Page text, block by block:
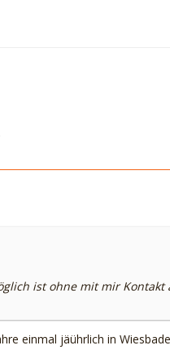
ist ohne mit mir Kontakt
einmal jäührlich in